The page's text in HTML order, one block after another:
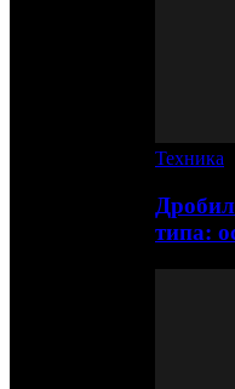
Техника
типа: